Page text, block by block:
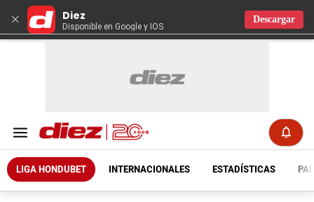
× Diez
Disponible en Google y IOS
Descargar
LIGA HONDUBET INTERNACIONALES ESTADÍSTICAS